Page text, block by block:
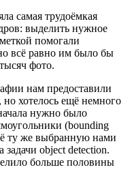
самая трудоёмкая
выделить нужное
помогали
всё равно им было бы
фото.
нам предоставили
хотелось ещё немного
нужно было
(bounding
ту же выбранную нами
object detection.
больше половины